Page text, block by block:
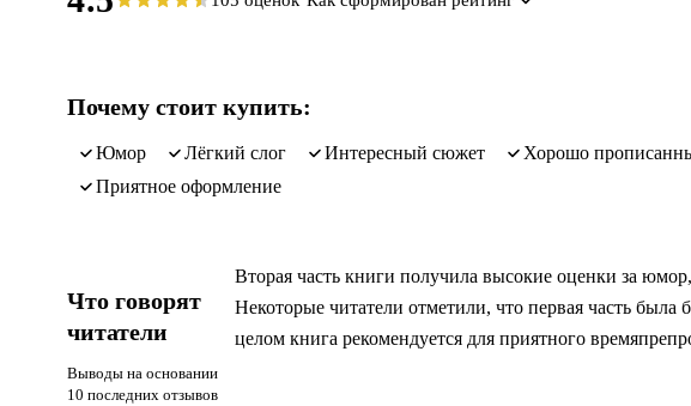
Почему стоит купить:
юмор лёгкий слог интересный сюжет хорошо
приятное оформление
Что говорят
читатели
Выводы на основании
10 последних отзывов
Вторая часть книги получила высокие оценки за
Некоторые читатели отметили, что первая часть
целом книга рекомендуется для приятного